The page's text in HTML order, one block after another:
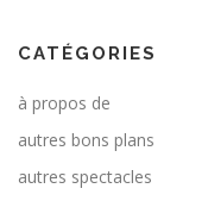
CATÉGORIES
à propos de
autres bons plans
autres spectacles